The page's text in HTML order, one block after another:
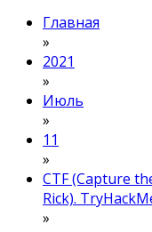
Главная
»
2021
»
Июль
»
11
»
CTF (Capture
Rick).
»